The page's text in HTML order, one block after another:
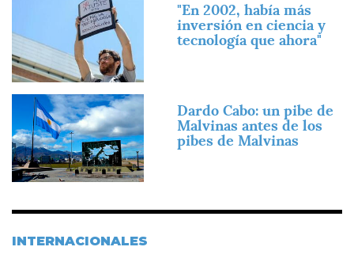
"En 2002, había más
inversión en ciencia y
tecnología que ahora"
Imagen
Dardo Cabo: un pibe de
Malvinas antes de los
pibes de Malvinas
INTERNACIONALES